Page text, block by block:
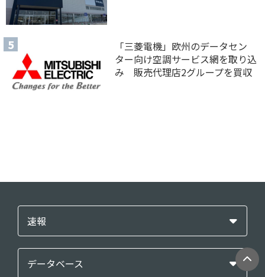
「三菱電機」欧州のデータセン
ター向け空調サービス網を取り込
み 販売代理店2グループを買収
速報
データベース